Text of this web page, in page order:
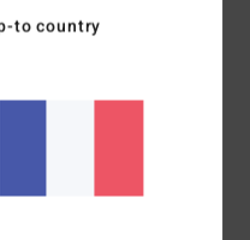
et performance
conçue pour réduire
plus de stretch et de
to country